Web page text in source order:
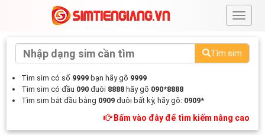
#
Tìm sim
Tìm sim có số 9999 bạn hãy gõ 9999
Tìm sim có đầu 090 đuôi 8888 hãy gõ 090*8888
Tìm sim bắt đầu bằng 0909 đuôi bất kỳ, hãy gõ: 0909*
Bấm vào đây để tìm kiếm nâng cao